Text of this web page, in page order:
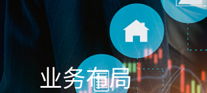
业务布局